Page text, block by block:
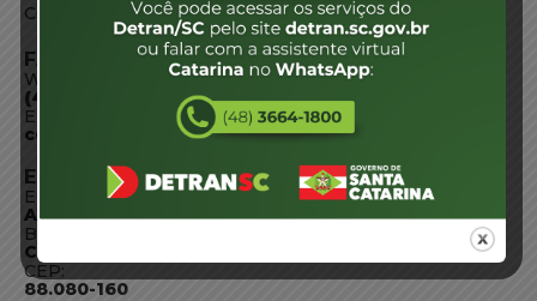
Conheça SC
FALE CONOSCO
WhatsApp:
(48) 3664-1800
E-mail:
centraldeinformacoes@detran.sc.gov.br
ENDEREÇO
Endereço:
Av. Almirante Tamandaré - 480
Bairro:
Coqueiros, Florianópolis SC
CEP:
88.080-160